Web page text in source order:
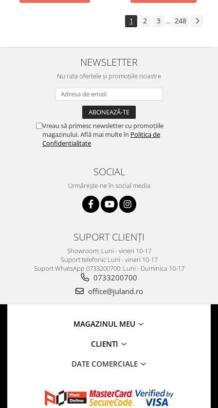
1 2 3 ... 248
NEWSLETTER
Nu rata ofertele și promoțiile noastre
Vreau să primesc newsletter cu promoțiile
magazinului. Află mai multe în Politica de
Confidentialitate
SOCIAL
Urmărește-ne în social media
SUPORT CLIENȚI
Showroom: Luni - vineri 10-17
Suport telefonic Luni - vineri 10-17
Suport WhatsApp 0733200700: Luni - Duminica 10-17
0733200700
office@juland.ro
MAGAZINUL MEU
CLIENTI
DATE COMERCIALE